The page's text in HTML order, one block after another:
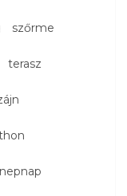
szőrme
terasz